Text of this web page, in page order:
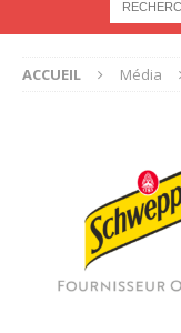
ACCUEIL Média